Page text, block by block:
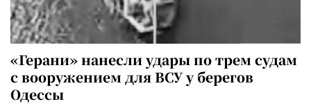
«Герани» нанесли удары по трем судам
с вооружением для ВСУ у берегов
Одессы